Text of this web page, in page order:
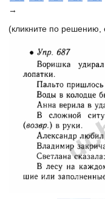
→
(кликните по решению,